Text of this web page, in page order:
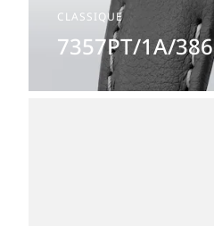
CLASSIQUE
7357PT/1A/386